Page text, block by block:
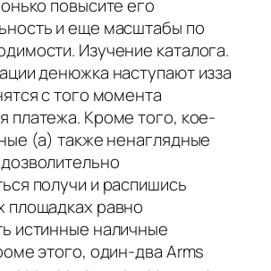
повысите его
и еще масштабы по
Изучение каталога.
денюжка наступают изза
с того момента
платежа. Кроме того, кое-
(а) также ненаглядные
получи и распишись
площадках равно
истинные наличные
этого, один-два Arms